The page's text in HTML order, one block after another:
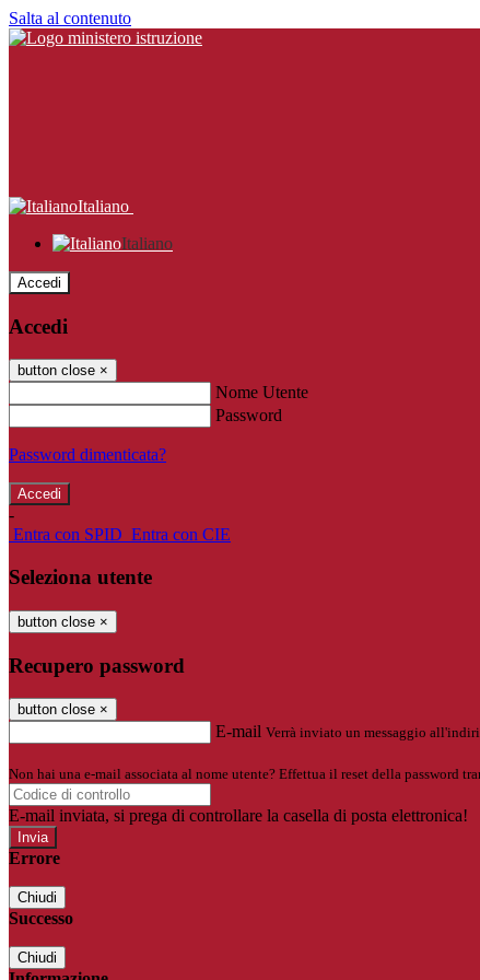
Salta al contenuto
Italiano
Italiano
Accedi
Accedi
button close ×
Nome Utente
Password
Password dimenticata?
-
Entra con SPID Entra con CIE
Seleziona utente
button close ×
Recupero password
button close ×
E-mail Verrà inviato un messaggio
Non hai una e-mail associata al nome utente? Effettua il reset della password
E-mail inviata, si prega di controllare la casella di posta elettronica!
Errore
Chiudi
Successo
Chiudi